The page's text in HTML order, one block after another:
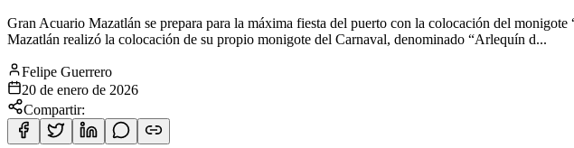
Gran Acuario Mazatlán se prepara para la máxima fiesta del puerto con la colocación del
Mazatlán realizó la colocación de su propio monigote del Carnaval, denominado “Arlequín d...
Felipe Guerrero
20 de enero de 2026
Compartir: